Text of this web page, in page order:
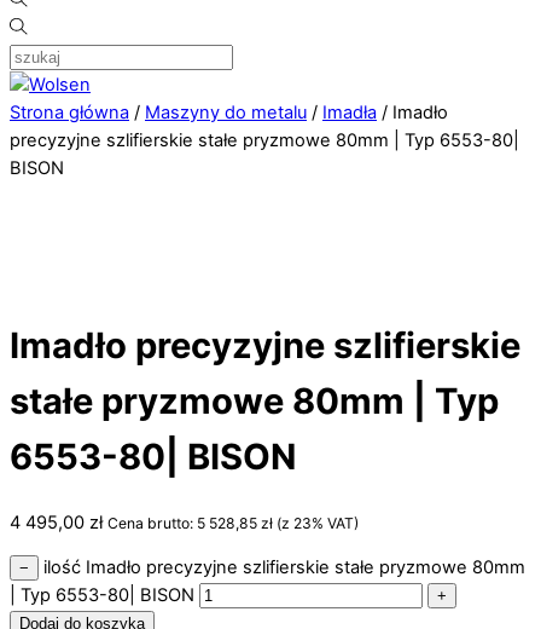
Strona główna / Maszyny do metalu / Imadła / Imadło
precyzyjne szlifierskie stałe pryzmowe 80mm | Typ 6553-80|
BISON
Imadło precyzyjne szlifierskie
stałe pryzmowe 80mm | Typ
6553-80| BISON
4 495,00 zł Cena brutto: 5 528,85 zł (z 23% VAT)
−
ilość Imadło precyzyjne szlifierskie stałe pryzmowe 80mm
| Typ 6553-80| BISON
+
Dodaj do koszyka